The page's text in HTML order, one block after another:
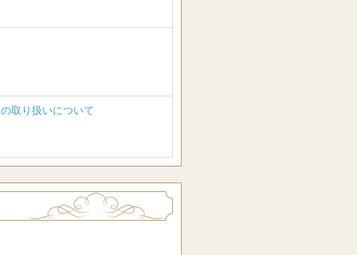
取り扱いについて